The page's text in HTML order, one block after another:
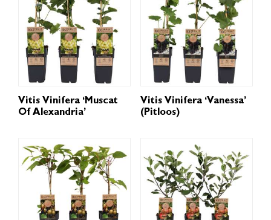
Vitis Vinifera ‘Muscat
Of Alexandria’
Vitis Vinifera ‘Vanessa’
(pitloos)